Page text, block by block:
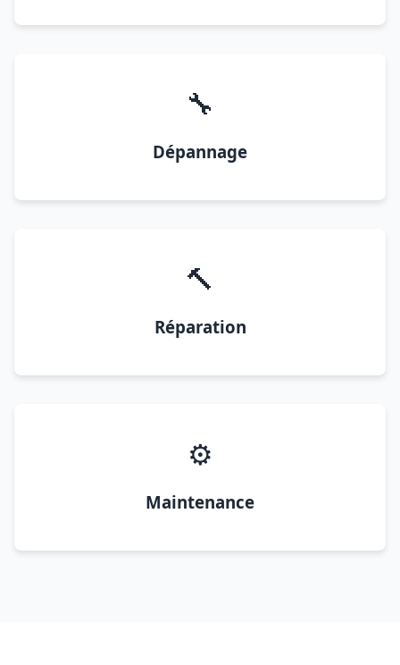
🔧
Dépannage
🔨
Réparation
⚙️
Maintenance